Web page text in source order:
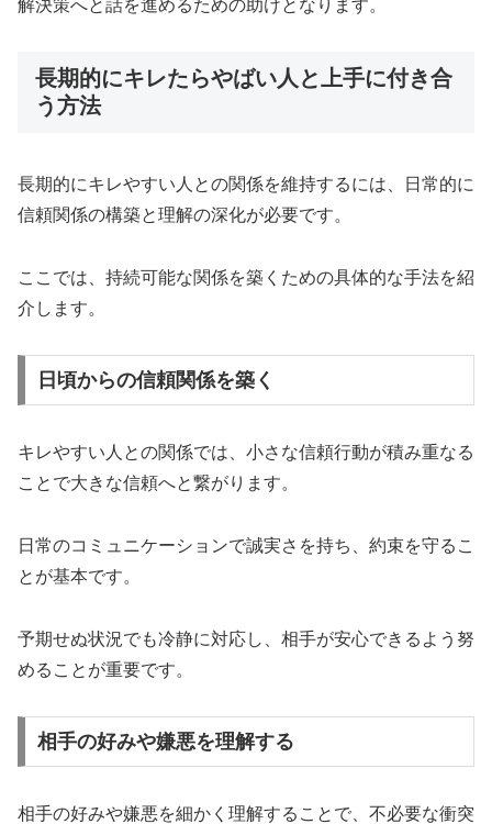
解決策へと話を進めるための助けとなります。
長期的にキレたらやばい人と上手に付き合
う方法
長期的にキレやすい人との関係を維持するには、日常的に
信頼関係の構築と理解の深化が必要です。
ここでは、持続可能な関係を築くための具体的な手法を紹
介します。
日頃からの信頼関係を築く
キレやすい人との関係では、小さな信頼行動が積み重なる
ことで大きな信頼へと繋がります。
日常のコミュニケーションで誠実さを持ち、約束を守るこ
とが基本です。
予期せぬ状況でも冷静に対応し、相手が安心できるよう努
めることが重要です。
相手の好みや嫌悪を理解する
相手の好みや嫌悪を細かく理解することで、不必要な衝突